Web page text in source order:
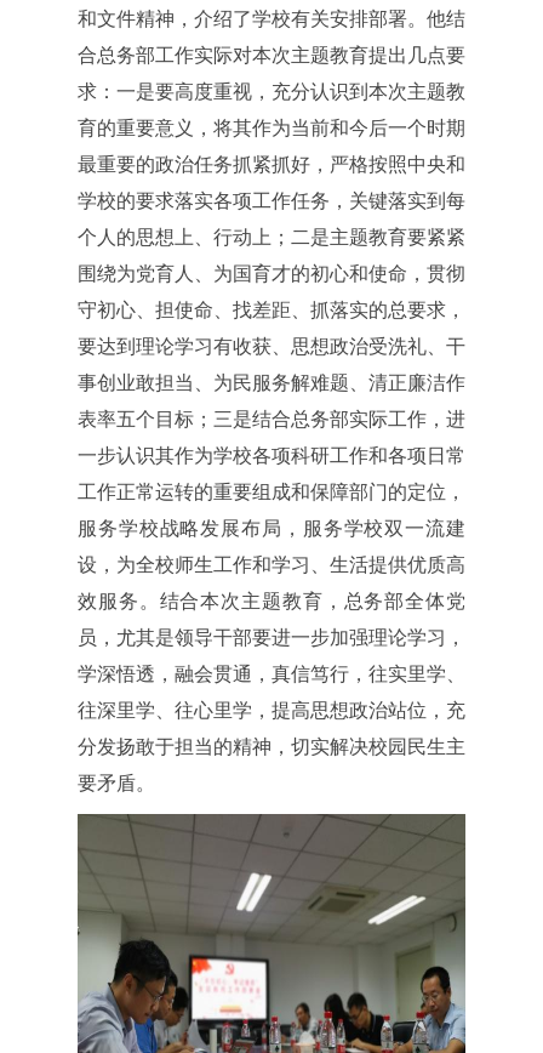
和文件精神，介绍了学校有关安排部署。他结
合总务部工作实际对本次主题教育提出几点要
求：一是要高度重视，充分认识到本次主题教
育的重要意义，将其作为当前和今后一个时期
最重要的政治任务抓紧抓好，严格按照中央和
学校的要求落实各项工作任务，关键落实到每
个人的思想上、行动上；二是主题教育要紧紧
围绕为党育人、为国育才的初心和使命，贯彻
守初心、担使命、找差距、抓落实的总要求，
要达到理论学习有收获、思想政治受洗礼、干
事创业敢担当、为民服务解难题、清正廉洁作
表率五个目标；三是结合总务部实际工作，进
一步认识其作为学校各项科研工作和各项日常
工作正常运转的重要组成和保障部门的定位，
服务学校战略发展布局，服务学校双一流建
设，为全校师生工作和学习、生活提供优质高
效服务。结合本次主题教育，总务部全体党
员，尤其是领导干部要进一步加强理论学习，
学深悟透，融会贯通，真信笃行，往实里学、
往深里学、往心里学，提高思想政治站位，充
分发扬敢于担当的精神，切实解决校园民生主
要矛盾。